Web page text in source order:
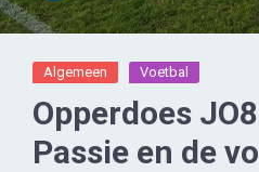
Algemeen Voetbal
Opperdoes
Passie en de